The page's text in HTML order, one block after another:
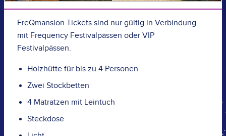
FreQmansion Tickets sind nur gültig in Verbindung
mit Frequency Festivalpässen oder VIP
Festivalpässen.
Holzhütte für bis zu 4 Personen
Zwei Stockbetten
4 Matratzen mit Leintuch
Steckdose